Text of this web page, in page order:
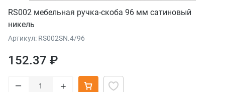
RS002 мебельная ручка-скоба 96 мм сатиновый
никель
Артикул: RS002SN.4/96
152.37 ₽
– +